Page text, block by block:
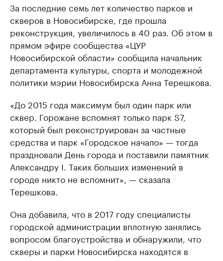
За последние семь лет количество парков и
скверов в Новосибирске, где прошла
реконструкция, увеличилось в 40 раз. Об этом в
прямом эфире сообщества «ЦУР
Новосибирской области» сообщила начальник
департамента культуры, спорта и молодежной
политики мэрии Новосибирска Анна Терешкова.
«До 2015 года максимум был один парк или
сквер. Горожане вспомнят только парк S7,
который был реконструирован за частные
средства и парк «Городское начало» — тогда
праздновали День города и поставили памятник
Александру I. Таких больших изменений в
городе никто не вспомнит», — сказала
Терешкова.
Она добавила, что в 2017 году специалисты
городской администрации вплотную занялись
вопросом благоустройства и обнаружили, что
скверы и парки Новосибирска находятся в